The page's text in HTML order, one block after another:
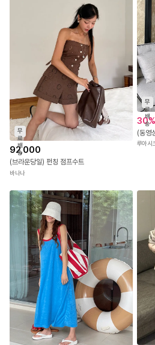
야외(실내)촬영 특성상 실제 상품과 컬
정확한 컬러는 하단의 디테일
무
료
배
송
92,000
(브라운당일) 펀칭 점프수트
바나나
무
료
배
송
30%
루아시